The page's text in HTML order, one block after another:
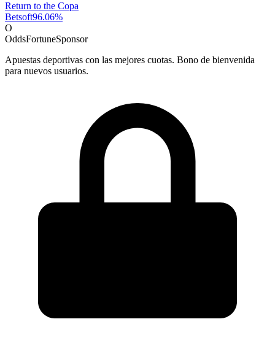
Return to the Copa
Betsoft96.06%
O
OddsFortuneSponsor
Apuestas deportivas con las mejores cuotas. Bono de bienvenida
para nuevos usuarios.